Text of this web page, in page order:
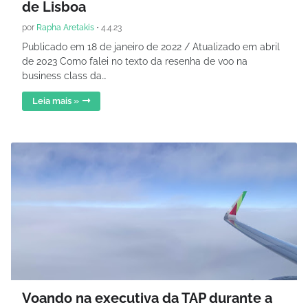
de Lisboa
por Rapha Aretakis • 4.4.23
Publicado em 18 de janeiro de 2022 / Atualizado em abril
de 2023 Como falei no texto da resenha de voo na
business class da…
Leia mais »
Voando na executiva da TAP durante a